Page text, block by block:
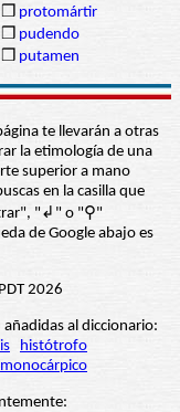
❒ protomártir
❒ pudendo
❒ putamen
te llevarán a otras
la etimología de una
superior a mano
en la casilla que
"↲" o "⚲"
de Google abajo es
2026
al diccionario:
histótrofo
monocárpico